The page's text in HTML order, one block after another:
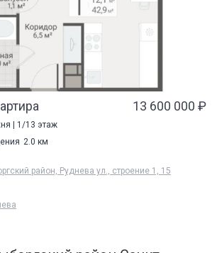
13 600 000 ₽
| 1/13 этаж
2.0 км
район, Руднева ул., строение 1, 15